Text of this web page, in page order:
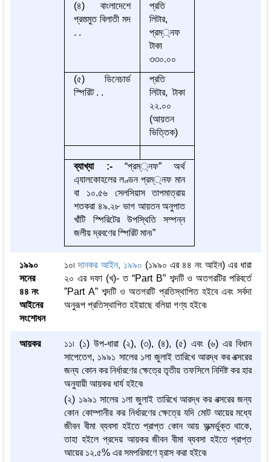
(৪) বাংলাদেশে
প্রস্ত্মুত বিলাতী মদ
. .
প্রতি
লিটার,
প্রম্্নফ
টাকা
৩৩০.০০
(৫) ডিনেচার্ড
স্পিরিট . .
প্রতি
লিটার, টাকা
২২.০০
(আয়তন
ভিত্তিক)
ব্যাখ্যা :-“প্রম্্নফ” অর্থ
এ্যালকোহলের লণ্ডন প্রম্্নফ মান
বা ১০.৫৬ সেলসিয়াস তাপমাত্রায়
শতকরা ৪৯.২৮ ভাগ আয়তন অনুপাত
খাঁটি স্পিরিটের উপস্থিতি সম্পন্ন
জলীয় দ্রবণের স্পিরিট মান৷”
১৯৯০
সনের
৪৪ নং
আইনের
সংশোধন
১০৷দানকর আইন, ১৯৯০ (১৯৯০ এর ৪৪ নং আইন) এর ধারা
২০ এর দফা (খ)- ত “Part B” শব্দটি ও অতগরটির পরিবর্তে
”Part A” শব্দটি ও অতগরটি প্রতিস্থাপিত হইবে এবং সর্বদা
অনুরূপ প্রতিস্থাপিত হইয়াছে বলিয়া গণ্য হইবে৷
আয়কর
১১৷ (১) উপ-ধারা (২), (৩), (৪), (৫) এবং (৬) এর বিধান
সাপেতেগ, ১৯৯১ সালের ১লা জুলাই তারিখে আরদ্ধ কর বত্সরের
জন্য কোন কর নির্ধারণের ক্ষেত্রে তৃতীয় তফসিলে নির্দিষ্ট কর হার
অনুযায়ী আয়কর ধার্য হইবে৷
(২) ১৯৯১ সালের ১লা জুলাই তারিখে আরদ্ধ কর বত্সরের জন্য
কোন কোম্পানীর কর নির্ধারণের ক্ষেত্রে যদি মোট আয়ের মধ্যে
জীবন বীমা ব্যবসা হইতে প্রাপ্ত কোন আয় অন্ত্মর্ভুক্ত থাকে,
তাহা হইলে প্রদেয় আয়কর জীবন বীমা ব্যবসা হইতে প্রাপ্ত
আয়ের ১২.৫% এর সমপরিমাণে হ্রাস করা হইবে৷